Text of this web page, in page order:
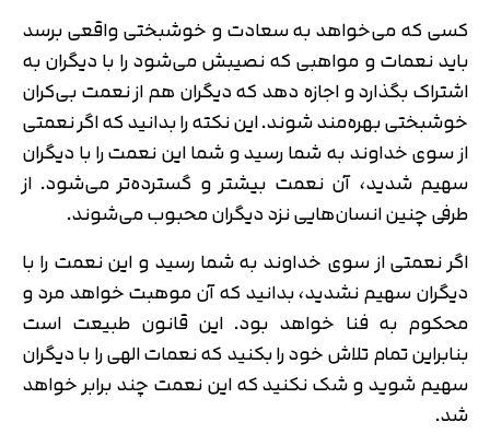
کسی که می‌خواهد به سعادت و خوشبختی واقعی برسد
باید نعمات و مواهبی که نصیبش می‌شود را با دیگران به
اشتراک بگذارد و اجازه دهد که دیگران هم از نعمت بی‌کران
خوشبختی بهره‌مند شوند. این نکته را بدانید که اگر نعمتی
از سوی خداوند به شما رسید و شما این نعمت را با دیگران
سهیم شدید، آن نعمت بیشتر و گسترده‌تر می‌شود. از
طرفی چنین انسان‌هایی نزد دیگران محبوب می‌شوند.
اگر نعمتی از سوی خداوند به شما رسید و این نعمت را با
دیگران سهیم نشدید، بدانید که آن موهبت خواهد مرد و
محکوم به فنا خواهد بود. این قانون طبیعت است
بنابراین تمام تلاش خود را بکنید که نعمات الهی را با دیگران
سهیم شوید و شک نکنید که این نعمت چند برابر خواهد
شد.